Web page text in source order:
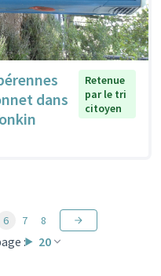
dans
Retenue
par le tri
citoyen
: 20
6 7 8